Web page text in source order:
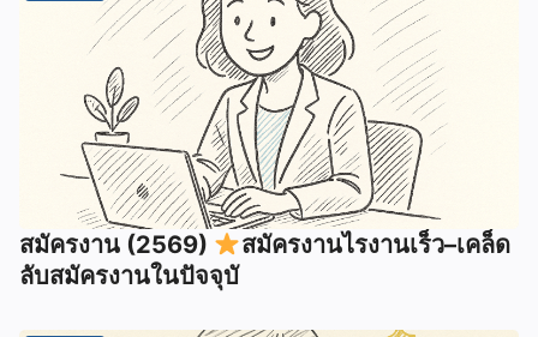
สมัครงาน (2569)
สมัครงานไรงานเร็ว–เคล็ด
ลับสมัครงานในปัจจุบั